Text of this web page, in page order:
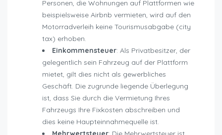
Personen, die Wohnungen auf Plattformen wie
beispielsweise Airbnb vermieten, wird auf den
Motorradverleih keine Tourismusabgabe (city
tax) erhoben.
Einkommensteuer: Als Privatbesitzer, der
gelegentlich sein Fahrzeug auf der Plattform
mietet, gilt dies nicht als gewerbliches
Geschäft. Die zugrunde liegende Überlegung
ist, dass Sie durch die Vermietung Ihres
Fahrzeugs Ihre Fixkosten abschreiben und
dies keine Haupteinnahmequelle ist.